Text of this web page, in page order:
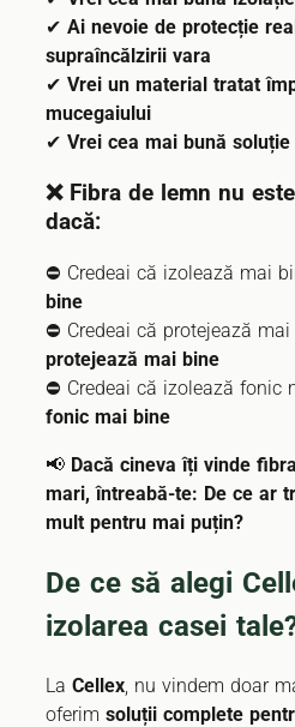
✔ Ai nevoie de protecție
supraîncălzirii vara
✔ Vrei un material tratat
mucegaiului
✔ Vrei cea mai bună
❌ Fibra de lemn nu
dacă:
⛔ Credeai că izolează mai
bine
⛔ Credeai că protejează
protejează mai bine
⛔ Credeai că izolează fonic
fonic mai bine
📢 Dacă cineva îți vinde
mari, întreabă-te: De ce ar
mult pentru mai puțin?
De ce să alegi
izolarea casei
La Cellex , nu vindem doar
oferim soluții complete